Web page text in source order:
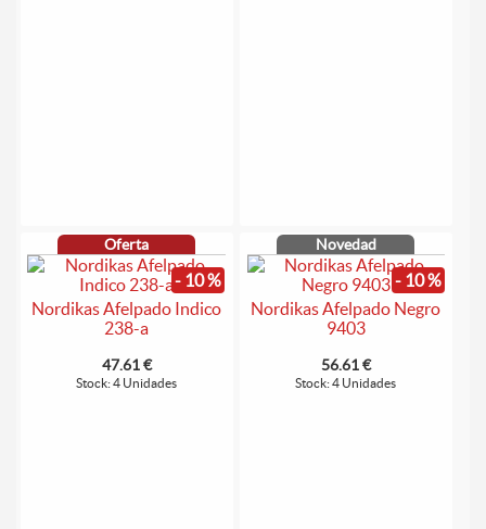
Oferta
- 10 %
Nordikas Afelpado Indico
238-a
47.61 €
Stock: 4 Unidades
Novedad
- 10 %
Nordikas Afelpado Negro
9403
56.61 €
Stock: 4 Unidades